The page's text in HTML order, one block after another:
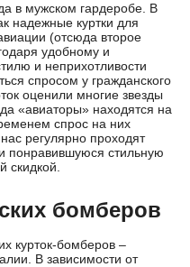
в мужском гардеробе. В
надежные куртки для
(отсюда второе
удобному и
и неприхотливости
спросом у гражданского
оценили многие звезды
«авиаторы» находятся на
спрос на них
регулярно проходят
понравившуюся стильную
бомберов
курток-бомберов –
В зависимости от